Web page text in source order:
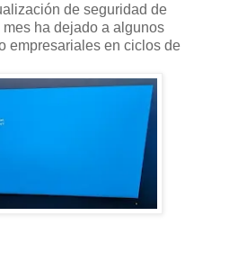
de seguridad de
ha dejado a algunos
empresariales en ciclos de